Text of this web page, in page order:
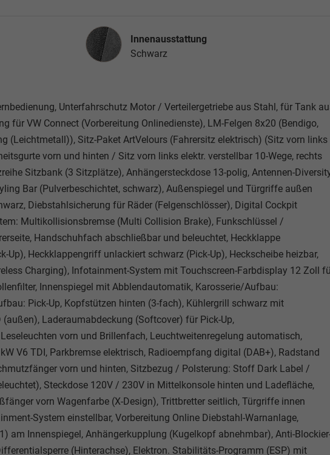
Innenausstattung
Innenausstattung
Schwarz
Unterfahrschutz Motor / Verteilergetriebe aus Stahl, für Tank
für VW Connect (Vorbereitung Onlinedienste), LM-Felgen 8x20 (Bendigo,
(Leichtmetall)), Sitz-Paket ArtVelours (Fahrersitz elektrisch) (Sitz vorn links
vorn und hinten / Sitz vorn links elektr. verstellbar 10-Wege, rechts
Sitzbank (3 Sitzplätze), Anhängersteckdose 13-polig, Antennen-
Bar (Pulverbeschichtet, schwarz), Außenspiegel und Türgriffe außen
Diebstahlsicherung für Räder (Felgenschlösser), Digital Cockpit
Multikollisionsbremse (Multi Collision Brake), Funkschlüssel /
Handschuhfach abschließbar und beleuchtet, Heckklappe
Up), Heckklappengriff unlackiert schwarz (Pick-Up), Heckscheibe heizbar,
Charging), Infotainment-System mit Touchscreen-Farbdisplay 12 Zoll
Innenspiegel mit Abblendautomatik, Karosserie/Aufbau:
Pick-Up, Kopfstützen hinten (3-fach), Kühlergrill schwarz mit
Laderaumabdeckung (Softcover) für Pick-Up,
vorn und Brillenfach, Leuchtweitenregelung automatisch,
V6 TDI, Parkbremse elektrisch, Radioempfang digital (DAB+), Radstand
vorn und hinten, Sitzbezug / Polsterung: Stoff Dark Label /
Steckdose 120V / 230V in Mittelkonsole hinten und Ladefläche,
vorn Wagenfarbe (X-Design), Trittbretter seitlich, Türgriffe innen
System einstellbar, Vorbereitung Online Diebstahl-Warnanlage,
am Innenspiegel, Anhängerkupplung (Kugelkopf abnehmbar), Anti-
(Hinterachse), Elektron. Stabilitäts-Programm (ESP) mit